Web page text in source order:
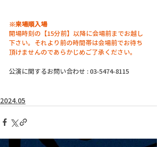
※来場順入場
開場時刻の【15分前】以降に会場前までお越し
下さい。それより前の時間帯は会場前でお待ち
頂けませんのであらかじめご了承ください。
公演に関するお問い合わせ : 03-5474-8115
2024.05